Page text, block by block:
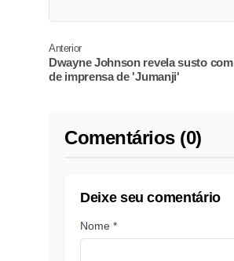
Anterior
Dwayne Johnson revela susto
de imprensa de 'Jumanji'
Comentários (0)
Deixe seu comentário
Nome *